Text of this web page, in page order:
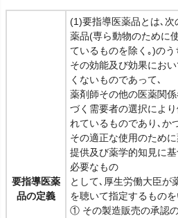
要指導医薬
品の定義
(1)要指導医薬品とは､
薬品(専ら動物のために
ているものを除く｡)のう
その効能及び効果にお
くないものであって､
薬剤師その他の医薬関
づく需要者の選択によ
れているものであり､か
その適正な使用のため
提供及び薬学的知見に
必要なもの
として､厚生労働大臣が
を聴いて指定するもの
① その製造販売の承認